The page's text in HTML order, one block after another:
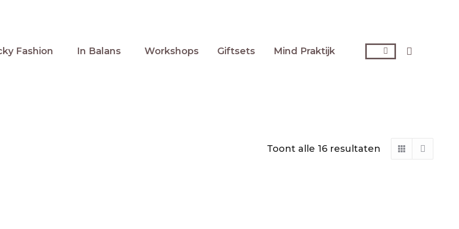
Fashion In Balans Workshops Giftsets Mind Praktijk Zoeken:
Toont alle 16 resultaten Gesorteerd
op